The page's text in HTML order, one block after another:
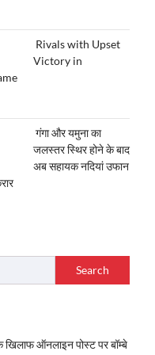
Rivals with Upset
Victory in
गंगा और यमुना का
जलस्तर स्थिर होने के बाद
अब सहायक नदियां उफान
Search
खिलाफ ऑनलाइन पोस्ट पर बॉम्बे